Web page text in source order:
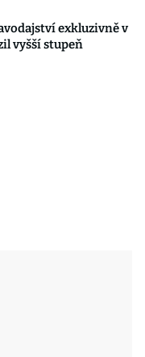
exkluzivně v
vyšší stupeň